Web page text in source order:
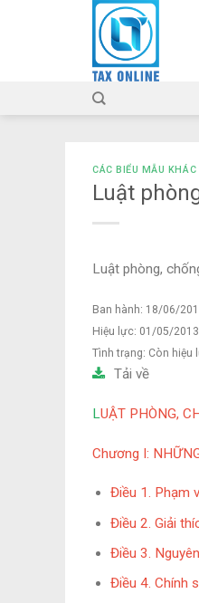
CÁC BIỂU MẪU KHÁC
Luật
Luật phòng,
Ban hành: 18/06/
Hiệu lực: 01/05/2013
Tình trạng: Còn hiệu
Tải về
LUẬT PHÒNG,
Chương I:
Điều 1. Phạm
Điều 2. Giải
Điều 3.
Điều 4. Chính